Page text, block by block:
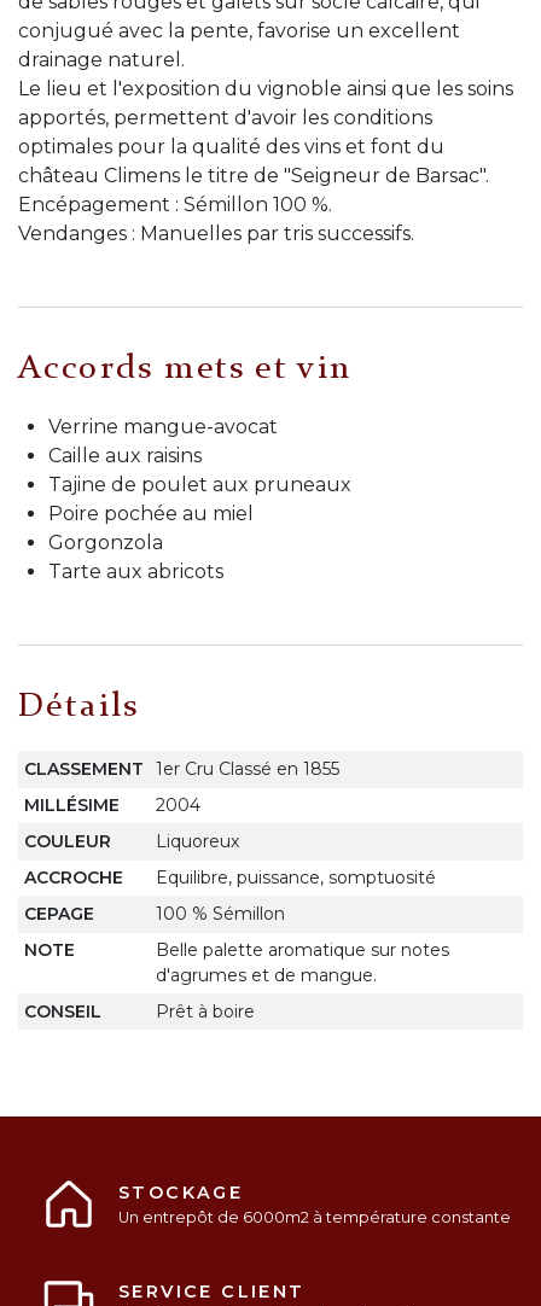
conjugué avec la pente, favorise un excellent
drainage naturel.
Le lieu et l'exposition du vignoble ainsi que les soins
apportés, permettent d'avoir les conditions
optimales pour la qualité des vins et font du
château Climens le titre de "Seigneur de Barsac".
Encépagement : Sémillon 100 %.
Vendanges : Manuelles par tris successifs.
Accords mets et vin
Verrine mangue-avocat
Caille aux raisins
Tajine de poulet aux pruneaux
Poire pochée au miel
Gorgonzola
Tarte aux abricots
Détails
CLASSEMENT
1er Cru Classé en 1855
MILLÉSIME
2004
COULEUR
Liquoreux
ACCROCHE
Equilibre, puissance, somptuosité
CEPAGE
100 % Sémillon
NOTE
Belle palette aromatique sur notes
d'agrumes et de mangue.
CONSEIL
Prêt à boire
STOCKAGE
Un entrepôt de 6000m2 à température constante
SERVICE CLIENT